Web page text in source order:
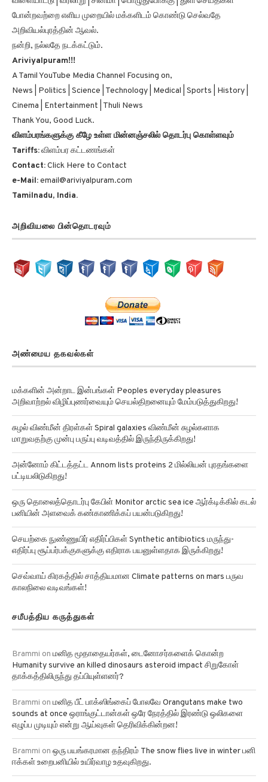
விளையாட்டு | வரலாறு | சினிமா | பொழுதுபோக்கு | துளி செய்திகள்
போன்றவற்றை எளிய முறையில் மக்களிடம் கொண்டு செல்வதே
அறிவியல்புரத்தின் ஆவல்.
நன்றி, நல்லதே நடக்கட்டும்.
Ariviyalpuram!!!
A Tamil YouTube Media Channel Focusing on,
News | Politics | Science | Technology | Medical | Sports | History |
Cinema | Entertainment | Thuli News
Thank You, Good Luck.
விளம்பரங்களுக்கு கீழே உள்ள மின்னஞ்சலில் தொடர்பு கொள்ளவும்
Tariffs:விளம்பர கட்டணங்கள்
Contact:Click Here to Contact
e-Mail: email@ariviyalpuram.com
அறிவியலை பின்தொடரவும்
அண்மைய தகவல்கள்
மக்களின் அன்றாட இன்பங்கள் Peoples everyday pleasures
அறிவாற்றல் விழிப்புணர்வையும் செயல்திறனையும் மேம்படுத்துகிறது!
சுழல் விண்மீன் திரள்கள் Spiral galaxies விண்மீன் சுழல்களாக
மாறுவதற்கு முன்பு பருப்பு வடிவத்தில் இருந்திருக்கிறது!
அன்னோம் கிட்டத்தட்ட Annom lists proteins 2 மில்லியன் புரதங்களை
பட்டியலிடுகிறது!
ஒரு தொலைத்தொடர்பு கேபிள் Monitor arctic sea ice ஆர்க்டிக்கில் கடல்
பனியின் அளவைக் கண்காணிக்கப் பயன்படுகிறது!
செயற்கை நுண்ணுயிர் எதிர்ப்பிகள் Synthetic antibiotics மருந்து-
எதிர்ப்பு சூப்பர்பக்குகளுக்கு எதிராக பயனுள்ளதாக இருக்கிறது!
செவ்வாய் கிரகத்தில் சாத்தியமான Climate patterns on mars பருவ
சமீபத்திய கருத்துகள்
Brammionமனித மூதாதையர்கள், டைனோசர்களைக் கொன்ற
Humanity survive an killed dinosaurs asteroid impact சிறுகோள்
தாக்கத்திலிருந்து தப்பியுள்ளனர்?
Brammi onமனித பீட் பாக்ஸிங்கைப் போலவே Orangutans make two
sounds at once ஒராங்குட்டான்கள் ஒரே நேரத்தில் இரண்டு ஒலிகளை
எழுப்ப முடியும் என்று ஆய்வுகள் தெரிவிக்கின்றன!
Brammionஒரு பயங்கரமான தந்திரம் The snow flies live in winter பனி
ஈக்கள் உறைபனியில் உயிர்வாழ உதவுகிறது.